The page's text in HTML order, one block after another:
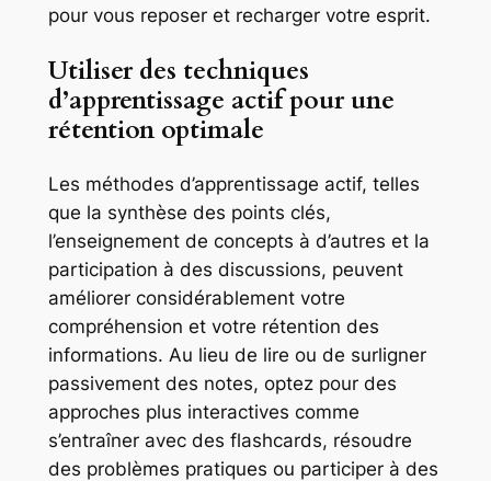
pour vous reposer et recharger votre esprit.
Utiliser des techniques
d’apprentissage actif pour une
rétention optimale
Les méthodes d’apprentissage actif, telles
que la synthèse des points clés,
l’enseignement de concepts à d’autres et la
participation à des discussions, peuvent
améliorer considérablement votre
compréhension et votre rétention des
informations. Au lieu de lire ou de surligner
passivement des notes, optez pour des
approches plus interactives comme
s’entraîner avec des flashcards, résoudre
des problèmes pratiques ou participer à des